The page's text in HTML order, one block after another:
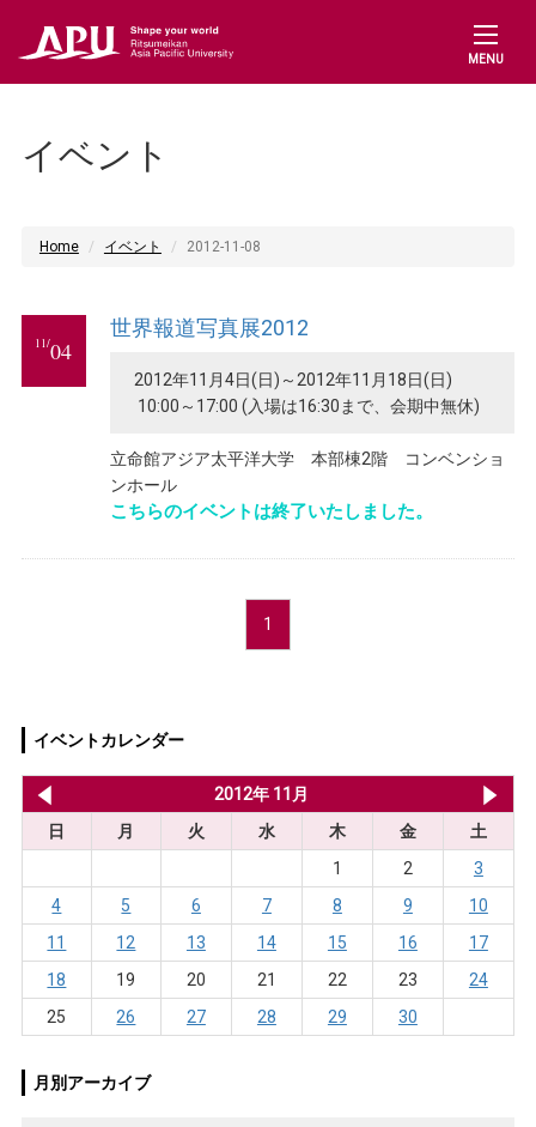
MENU
イベント
Home イベント 2012-11-08
11/04
世界報道写真展2012
2012年11月4日(日)～2012年11月18日(日)
10:00～17:00 (入場は16:30まで、会期中無休)
立命館アジア太平洋大学 本部棟2階 コンベンショ
ンホール
こちらのイベントは終了いたしました。
1
イベントカレンダー
2012年 11月
日
月 火 水 木 金
土
1
2
3
4
5 6 7 8 9
10
11
12 13 14 15 16
17
18
19 20 21 22 23
24
25
26 27 28 29 30
月別アーカイブ